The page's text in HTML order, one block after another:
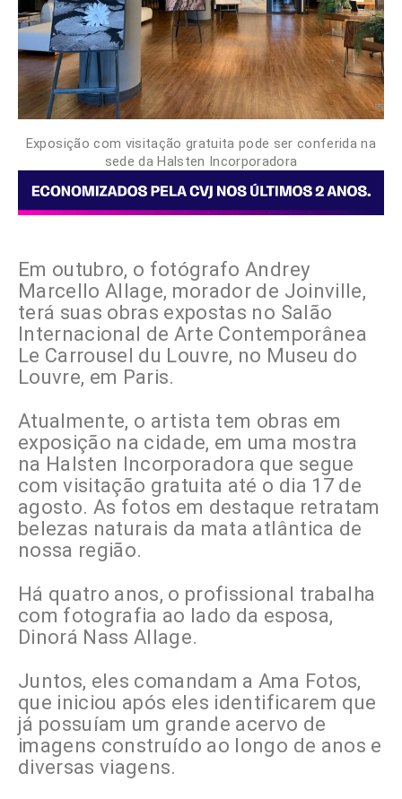
Exposição com visitação gratuita pode ser conferida na
sede da Halsten Incorporadora
Em outubro, o fotógrafo Andrey
Marcello Allage, morador de Joinville,
terá suas obras expostas no Salão
Internacional de Arte Contemporânea
Le Carrousel du Louvre, no Museu do
Louvre, em Paris.
Atualmente, o artista tem obras em
exposição na cidade, em uma mostra
na Halsten Incorporadora que segue
com visitação gratuita até o dia 17 de
agosto. As fotos em destaque retratam
belezas naturais da mata atlântica de
nossa região.
Há quatro anos, o profissional trabalha
com fotografia ao lado da esposa,
Dinorá Nass Allage.
Juntos, eles comandam a Ama Fotos,
que iniciou após eles identificarem que
já possuíam um grande acervo de
imagens construído ao longo de anos e
diversas viagens.